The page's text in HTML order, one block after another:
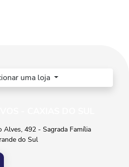
uma loja
Alves, 492 - Sagrada Família
do Sul